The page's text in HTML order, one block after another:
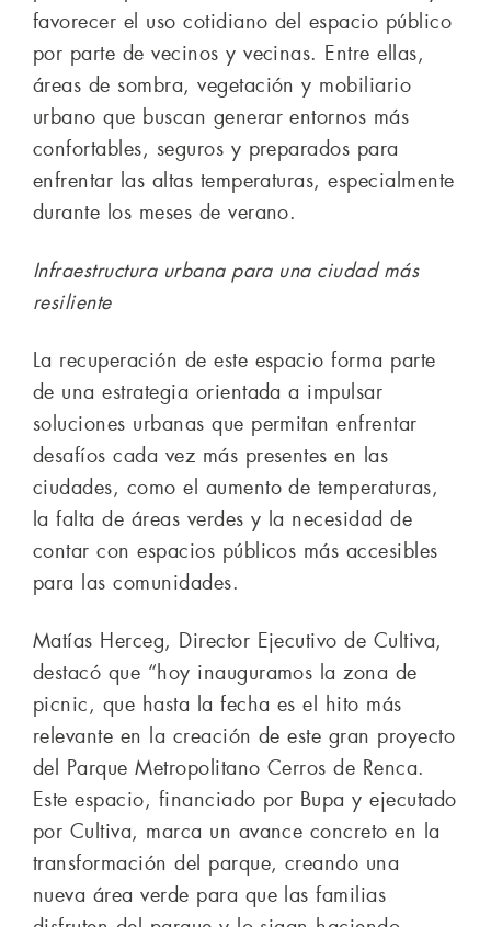
favorecer el uso cotidiano del espacio público
por parte de vecinos y vecinas. Entre ellas,
áreas de sombra, vegetación y mobiliario
urbano que buscan generar entornos más
confortables, seguros y preparados para
enfrentar las altas temperaturas, especialmente
durante los meses de verano.
Infraestructura urbana para una ciudad más
resiliente
La recuperación de este espacio forma parte
de una estrategia orientada a impulsar
soluciones urbanas que permitan enfrentar
desafíos cada vez más presentes en las
ciudades, como el aumento de temperaturas,
la falta de áreas verdes y la necesidad de
contar con espacios públicos más accesibles
para las comunidades.
Matías Herceg, Director Ejecutivo de Cultiva,
destacó que “hoy inauguramos la zona de
picnic, que hasta la fecha es el hito más
relevante en la creación de este gran proyecto
del Parque Metropolitano Cerros de Renca.
Este espacio, financiado por Bupa y ejecutado
por Cultiva, marca un avance concreto en la
transformación del parque, creando una
nueva área verde para que las familias